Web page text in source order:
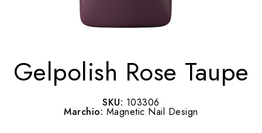
Gelpolish Rose Taupe
SKU: 103306
Marchio: Magnetic Nail Design